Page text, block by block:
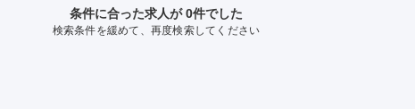
条件に合った求人が 0件でした
検索条件を緩めて、再度検索してください